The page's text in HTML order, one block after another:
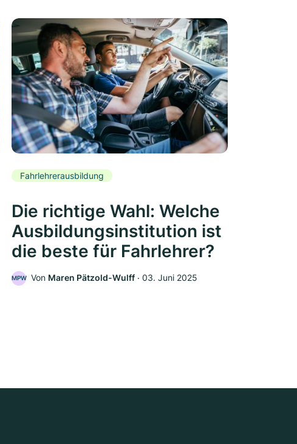
Fahrlehrerausbildung
Die richtige Wahl: Welche
Ausbildungsinstitution ist
die beste für Fahrlehrer?
MPW Von Maren Pätzold-Wulff ‧ 03. Juni 2025